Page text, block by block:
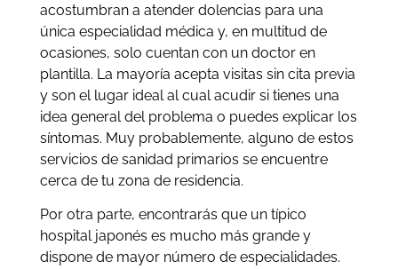
acostumbran a atender dolencias para una
única especialidad médica y, en multitud de
ocasiones, solo cuentan con un doctor en
plantilla. La mayoría acepta visitas sin cita previa
y son el lugar ideal al cual acudir si tienes una
idea general del problema o puedes explicar los
síntomas. Muy probablemente, alguno de estos
servicios de sanidad primarios se encuentre
cerca de tu zona de residencia.
Por otra parte, encontrarás que un típico
hospital japonés es mucho más grande y
dispone de mayor número de especialidades.